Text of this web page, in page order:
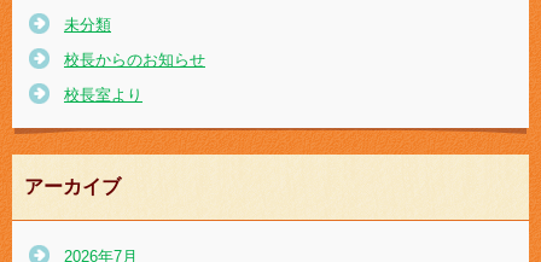
未分類
校長からのお知らせ
校長室より
アーカイブ
2026年7月